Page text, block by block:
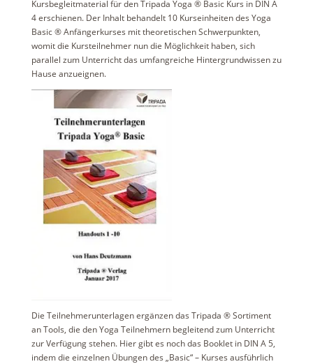
Kursbegleitmaterial für den Tripada Yoga ® Basic Kurs in DIN A
4 erschienen. Der Inhalt behandelt 10 Kurseinheiten des Yoga
Basic ® Anfängerkurses mit theoretischen Schwerpunkten,
womit die Kursteilnehmer nun die Möglichkeit haben, sich
parallel zum Unterricht das umfangreiche Hintergrundwissen zu
Hause anzueignen.
Die Teilnehmerunterlagen ergänzen das Tripada ® Sortiment
an Tools, die den Yoga Teilnehmern begleitend zum Unterricht
zur Verfügung stehen. Hier gibt es noch das Booklet in DIN A 5,
indem die einzelnen Übungen des „Basic“ – Kurses ausführlich